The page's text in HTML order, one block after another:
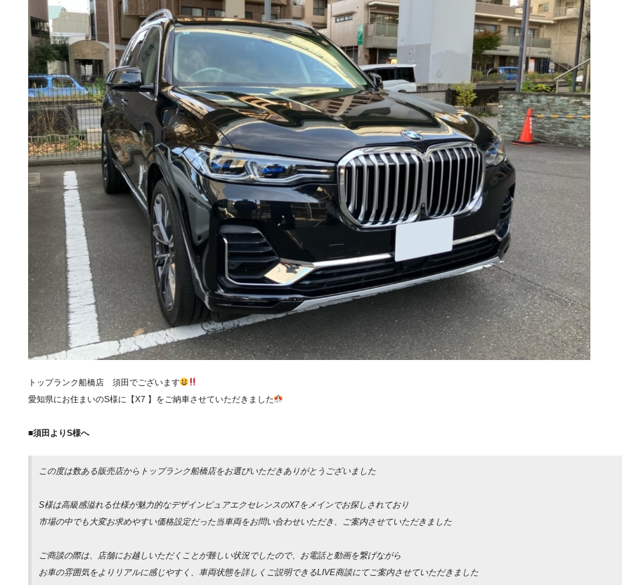
トップランク本店 トップランク中央
トップランク神戸
ROKKO i PARK
トップランク船橋店 須田でございます
愛知県にお住まいのS様に【X7 】をご納車させていただきました
■須田よりS様へ
この度は数ある販売店からトップランク船橋店をお選びいただきありがとうございました
S様は高級感溢れる仕様が魅力的なデザインピュアエクセレンスのX7をメインでお探しされており
市場の中でも大変お求めやすい価格設定だった当車両をお問い合わせいただき、ご案内させていただきました
ご商談の際は、店舗にお越しいただくことが難しい状況でしたので、お電話と動画を繋げながら
お車の雰囲気をよりリアルに感じやすく、車両状態を詳しくご説明できるLIVE商談にてご案内させていただきました